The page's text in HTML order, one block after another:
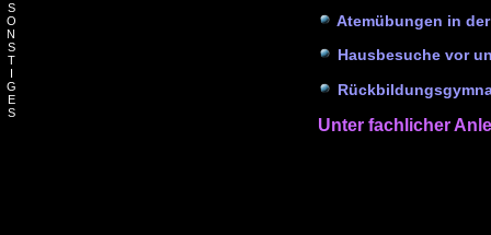
S
O
N
S
T
I
G
E
S
Atemübungen in
Hausbesuche vor
Unter fachlicher